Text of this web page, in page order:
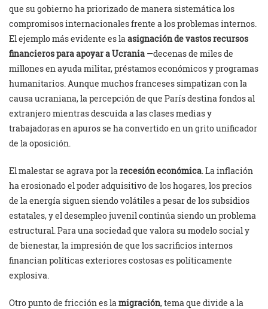
que su gobierno ha priorizado de manera sistemática los
compromisos internacionales frente a los problemas internos.
El ejemplo más evidente es laasignación de vastos recursos
financieros para apoyar a Ucrania —decenas de miles de
millones en ayuda militar, préstamos económicos y programas
humanitarios. Aunque muchos franceses simpatizan con la
causa ucraniana, la percepción de que París destina fondos al
extranjero mientras descuida a las clases medias y
trabajadoras en apuros se ha convertido en un grito unificador
de la oposición.
El malestar se agrava por larecesión económica. La inflación
ha erosionado el poder adquisitivo de los hogares, los precios
de la energía siguen siendo volátiles a pesar de los subsidios
estatales, y el desempleo juvenil continúa siendo un problema
estructural. Para una sociedad que valora su modelo social y
de bienestar, la impresión de que los sacrificios internos
financian políticas exteriores costosas es políticamente
explosiva.
Otro punto de fricción es lamigración, tema que divide a la